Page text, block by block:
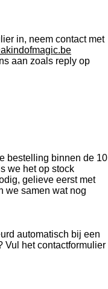
in, neem contact met
aan zoals reply op
bestelling binnen de 10
we het op stock
gelieve eerst met
we samen wat nog
automatisch bij een
Vul het contactformulier